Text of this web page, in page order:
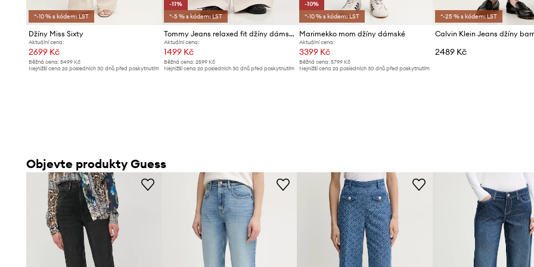
*-10 % s kódem: LST
Džíny Miss Sixty
Aktuální cena:
2699 Kč
Běžná cena: 5499 Kč
Nejnižší cena za posledních 30 dnů před poskytnutím
-11%
*-5 % s kódem: LST
Tommy Jeans relaxed fit džíny dámské
Aktuální cena:
1499 Kč
Běžná cena:2599 Kč
Nejnižší cena za posledních 30 dnů před poskytnutím
-10%
*-10 % s kódem: LST
Marimekko mom džíny dámské
Aktuální cena:
3399 Kč
Běžná cena: 5799 Kč
Nejnižší cena za posledních 30 dnů před poskytnutím
*-25 % s kódem: LST
2489 Kč
Objevte produkty Guess